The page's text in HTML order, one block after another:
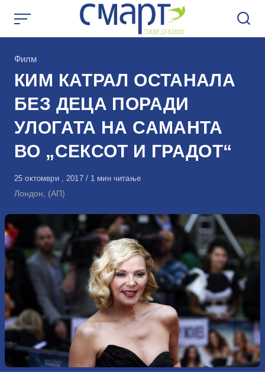
КАтегорија
Филм
КИМ КАТРАЛ ОСТАНАЛА
БЕЗ ДЕЦА ПОРАДИ
УЛОГАТА НА САМАНТА
ВО „СЕКСОТ И ГРАДОТ“
Објавено
на
25 октомври , 2017 1 мин читање
Лондон, (АП)